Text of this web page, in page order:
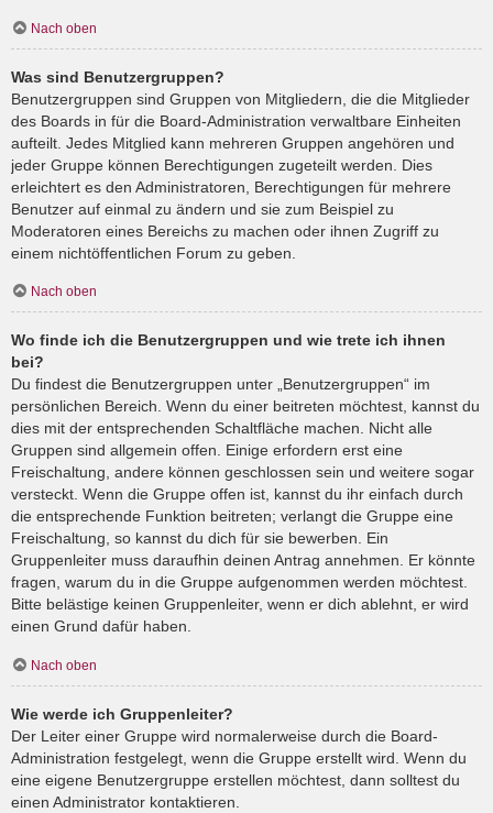
Nach oben
Was sind Benutzergruppen?
Benutzergruppen sind Gruppen von Mitgliedern, die die Mitglieder
des Boards in für die Board-Administration verwaltbare Einheiten
aufteilt. Jedes Mitglied kann mehreren Gruppen angehören und
jeder Gruppe können Berechtigungen zugeteilt werden. Dies
erleichtert es den Administratoren, Berechtigungen für mehrere
Benutzer auf einmal zu ändern und sie zum Beispiel zu
Moderatoren eines Bereichs zu machen oder ihnen Zugriff zu
einem nichtöffentlichen Forum zu geben.
Nach oben
Wo finde ich die Benutzergruppen und wie trete ich ihnen
bei?
Du findest die Benutzergruppen unter „Benutzergruppen“ im
persönlichen Bereich. Wenn du einer beitreten möchtest, kannst du
dies mit der entsprechenden Schaltfläche machen. Nicht alle
Gruppen sind allgemein offen. Einige erfordern erst eine
Freischaltung, andere können geschlossen sein und weitere sogar
versteckt. Wenn die Gruppe offen ist, kannst du ihr einfach durch
die entsprechende Funktion beitreten; verlangt die Gruppe eine
Freischaltung, so kannst du dich für sie bewerben. Ein
Gruppenleiter muss daraufhin deinen Antrag annehmen. Er könnte
fragen, warum du in die Gruppe aufgenommen werden möchtest.
Bitte belästige keinen Gruppenleiter, wenn er dich ablehnt, er wird
einen Grund dafür haben.
Nach oben
Wie werde ich Gruppenleiter?
Der Leiter einer Gruppe wird normalerweise durch die Board-
Administration festgelegt, wenn die Gruppe erstellt wird. Wenn du
eine eigene Benutzergruppe erstellen möchtest, dann solltest du
einen Administrator kontaktieren.